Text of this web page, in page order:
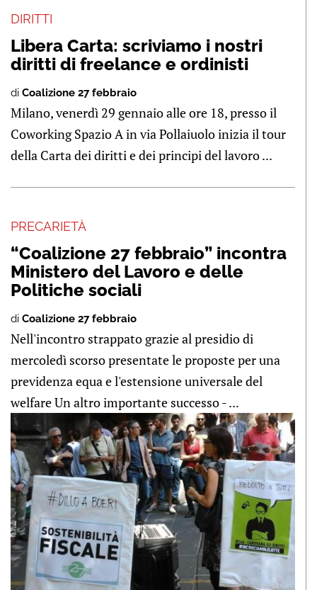
DIRITTI
Libera Carta: scriviamo i nostri
diritti di freelance e ordinisti
di Coalizione 27 febbraio
Milano, venerdì 29 gennaio alle ore 18, presso il
Coworking Spazio A in via Pollaiuolo inizia il tour
della Carta dei diritti e dei principi del lavoro ...
PRECARIETÀ
“Coalizione 27 febbraio” incontra
Ministero del Lavoro e delle
Politiche sociali
di Coalizione 27 febbraio
Nell'incontro strappato grazie al presidio di
mercoledì scorso presentate le proposte per una
previdenza equa e l'estensione universale del
welfare Un altro importante successo - ...